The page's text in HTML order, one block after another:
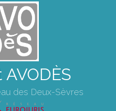
des Deux-Sèvres